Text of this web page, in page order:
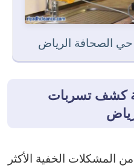
الصحافة الرياض
كشف تسربات
المشكلات الخفية الأكثر